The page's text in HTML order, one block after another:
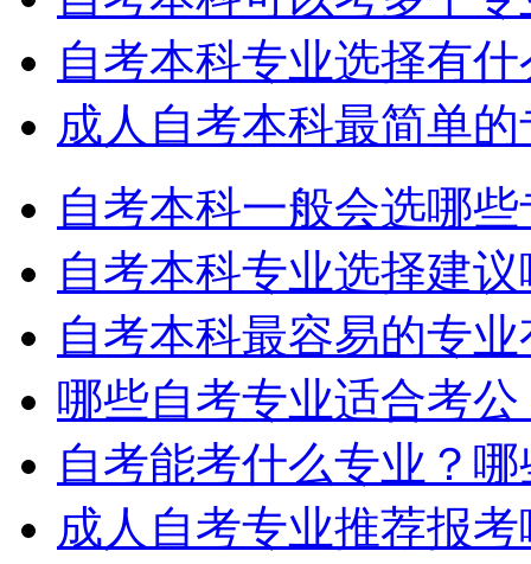
自考本科专业选择有
成人自考本科最简单
自考本科一般会选哪
自考本科专业选择建
自考本科最容易的专
哪些自考专业适合考公
自考能考什么专业？
成人自考专业推荐报